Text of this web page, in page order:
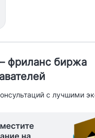
фриланс биржа
с лучшими